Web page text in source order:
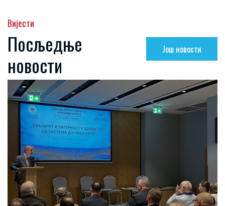
Вијести
Посљедње
новости
Још новости